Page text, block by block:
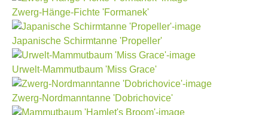
Zwerg-Hänge-Fichte 'Formanek'
Japanische Schirmtanne 'Propeller'
Urwelt-Mammutbaum 'Miss Grace'
Zwerg-Nordmanntanne 'Dobrichovice'